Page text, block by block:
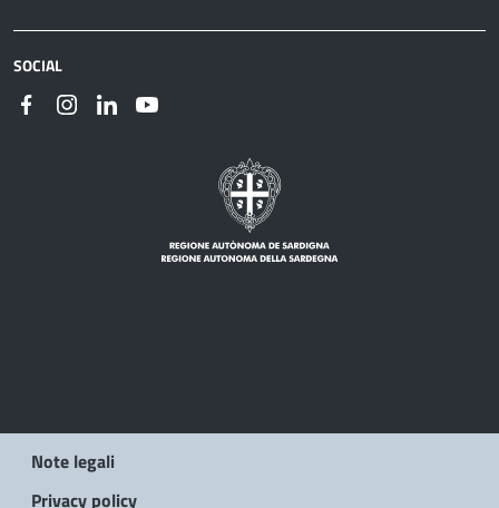
SOCIAL
Note legali
Privacy policy